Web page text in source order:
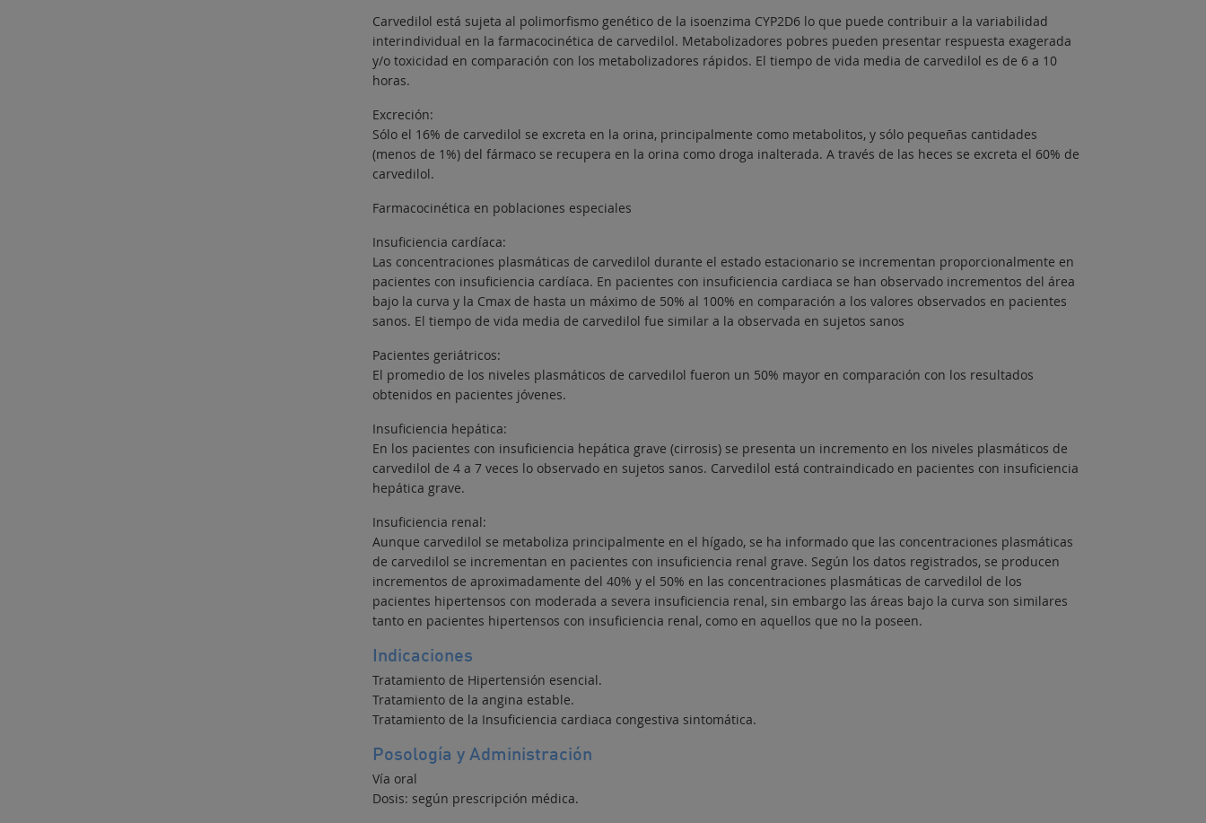
Carvedilol está sujeta al polimorfismo genético de la isoenzima CYP2D6 lo que puede contribuir a la variabilidad
interindividual en la farmacocinética de carvedilol. Metabolizadores pobres pueden presentar respuesta exagerada
y/o toxicidad en comparación con los metabolizadores rápidos. El tiempo de vida media de carvedilol es de 6 a 10
horas.
Excreción:
Sólo el 16% de carvedilol se excreta en la orina, principalmente como metabolitos, y sólo pequeñas cantidades
(menos de 1%) del fármaco se recupera en la orina como droga inalterada. A través de las heces se excreta el 60% de
carvedilol.
Farmacocinética en poblaciones especiales
Insuficiencia cardíaca:
Las concentraciones plasmáticas de carvedilol durante el estado estacionario se incrementan proporcionalmente en
pacientes con insuficiencia cardíaca. En pacientes con insuficiencia cardiaca se han observado incrementos del área
bajo la curva y la Cmax de hasta un máximo de 50% al 100% en comparación a los valores observados en pacientes
sanos. El tiempo de vida media de carvedilol fue similar a la observada en sujetos sanos
Pacientes geriátricos:
El promedio de los niveles plasmáticos de carvedilol fueron un 50% mayor en comparación con los resultados
obtenidos en pacientes jóvenes.
Insuficiencia hepática:
En los pacientes con insuficiencia hepática grave (cirrosis) se presenta un incremento en los niveles plasmáticos de
carvedilol de 4 a 7 veces lo observado en sujetos sanos. Carvedilol está contraindicado en pacientes con insuficiencia
hepática grave.
Insuficiencia renal:
Aunque carvedilol se metaboliza principalmente en el hígado, se ha informado que las concentraciones plasmáticas
de carvedilol se incrementan en pacientes con insuficiencia renal grave. Según los datos registrados, se producen
incrementos de aproximadamente del 40% y el 50% en las concentraciones plasmáticas de carvedilol de los
pacientes hipertensos con moderada a severa insuficiencia renal, sin embargo las áreas bajo la curva son similares
tanto en pacientes hipertensos con insuficiencia renal, como en aquellos que no la poseen.
Indicaciones
Tratamiento de Hipertensión esencial.
Tratamiento de la angina estable.
Tratamiento de la Insuficiencia cardiaca congestiva sintomática.
Posología y Administración
Vía oral
Dosis: según prescripción médica.